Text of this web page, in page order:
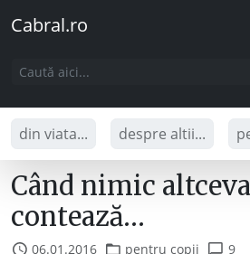
Cabral.ro
din viata... despre altii...
Când nimic
contează…
06.01.2016 pentru copii 9